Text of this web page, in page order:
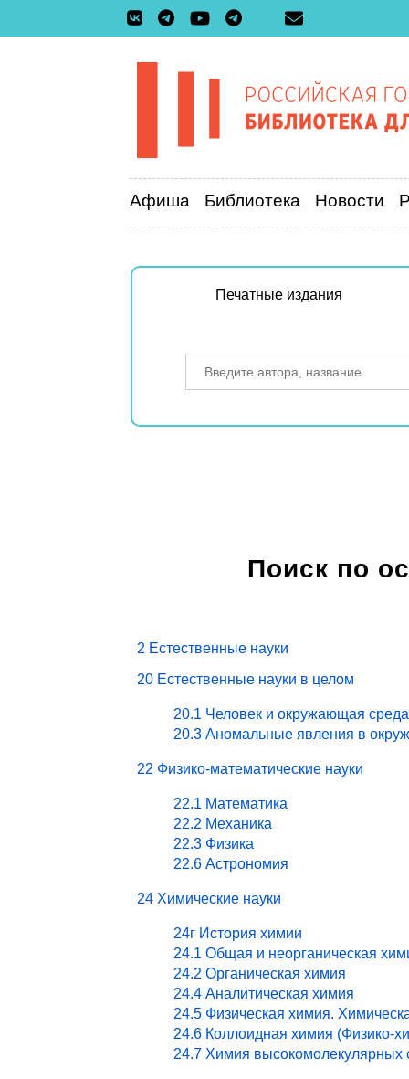
Афиша Библиотека Новости
Печатные издания
Поиск по
2 Естественные науки
20 Естественные науки в целом
20.1 Человек и окружающая
20.3 Аномальные явления в
22 Физико-математические науки
22.1 Математика
22.2 Механика
22.3 Физика
22.6 Астрономия
24 Химические науки
24г История химии
24.1 Общая и неорганическая
24.2 Органическая химия
24.4 Аналитическая химия
24.5 Физическая химия.
24.6 Коллоидная химия (Физико-
24.7 Химия высокомолекулярных